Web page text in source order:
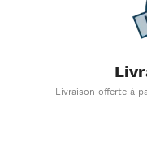
Livraison offerte à